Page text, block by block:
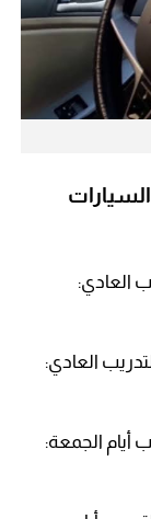
العادي:
العادي:
أيام الجمعة: